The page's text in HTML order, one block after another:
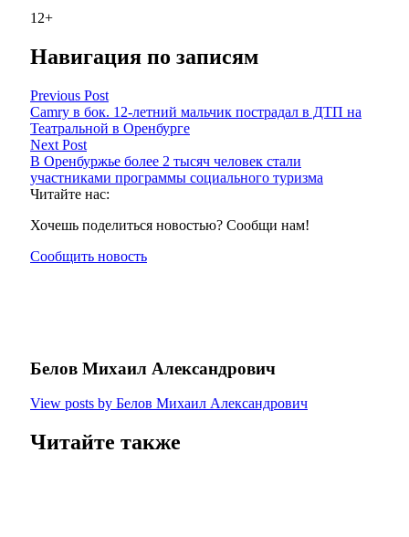
12+
Навигация по записям
Previous Post
Camry в бок. 12-летний мальчик пострадал в ДТП на
Театральной в Оренбурге
Next Post
В Оренбуржье более 2 тысяч человек стали
участниками программы социального туризма
Читайте нас:
Хочешь поделиться новостью? Сообщи нам!
Сообщить новость
Белов Михаил Александрович
View posts by Белов Михаил Александрович
Читайте также